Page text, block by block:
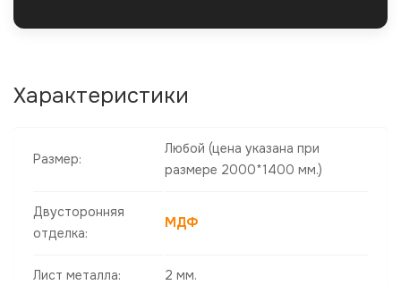
Характеристики
Размер:
Любой (цена указана при
размере 2000*1400 мм.)
Двусторонняя
отделка:
МДФ
Лист металла: 2 мм.